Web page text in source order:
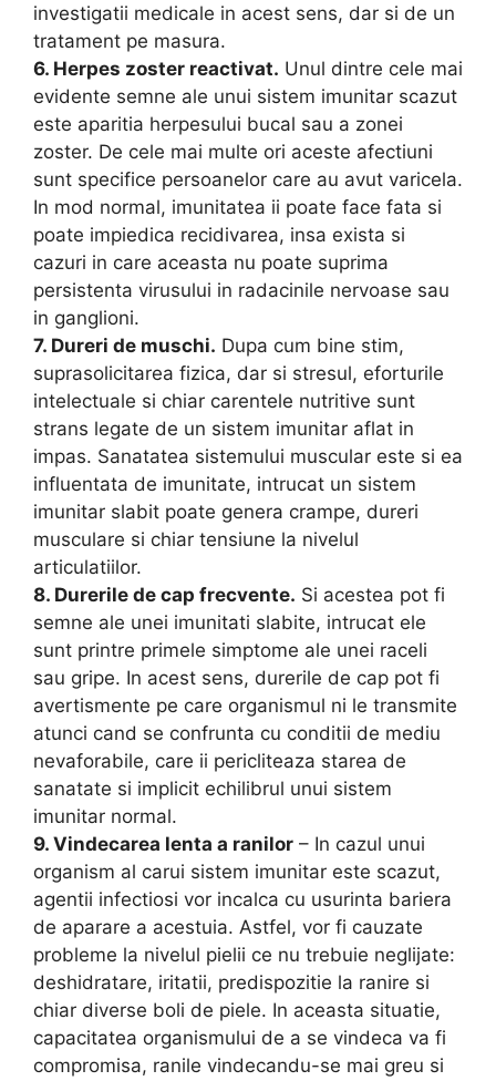
investigatii medicale in acest sens, dar si de un
tratament pe masura.
6. Herpes zoster reactivat. Unul dintre cele mai
evidente semne ale unui sistem imunitar scazut
este aparitia herpesului bucal sau a zonei
zoster. De cele mai multe ori aceste afectiuni
sunt specifice persoanelor care au avut varicela.
In mod normal, imunitatea ii poate face fata si
poate impiedica recidivarea, insa exista si
cazuri in care aceasta nu poate suprima
persistenta virusului in radacinile nervoase sau
in ganglioni.
7. Dureri de muschi. Dupa cum bine stim,
suprasolicitarea fizica, dar si stresul, eforturile
intelectuale si chiar carentele nutritive sunt
strans legate de un sistem imunitar aflat in
impas. Sanatatea sistemului muscular este si ea
influentata de imunitate, intrucat un sistem
imunitar slabit poate genera crampe, dureri
musculare si chiar tensiune la nivelul
articulatiilor.
8. Durerile de cap frecvente. Si acestea pot fi
semne ale unei imunitati slabite, intrucat ele
sunt printre primele simptome ale unei raceli
sau gripe. In acest sens, durerile de cap pot fi
avertismente pe care organismul ni le transmite
atunci cand se confrunta cu conditii de mediu
nevaforabile, care ii pericliteaza starea de
sanatate si implicit echilibrul unui sistem
imunitar normal.
9. Vindecarea lenta a ranilor – In cazul unui
organism al carui sistem imunitar este scazut,
agentii infectiosi vor incalca cu usurinta bariera
de aparare a acestuia. Astfel, vor fi cauzate
probleme la nivelul pielii ce nu trebuie neglijate:
deshidratare, iritatii, predispozitie la ranire si
chiar diverse boli de piele. In aceasta situatie,
capacitatea organismului de a se vindeca va fi
compromisa, ranile vindecandu-se mai greu si